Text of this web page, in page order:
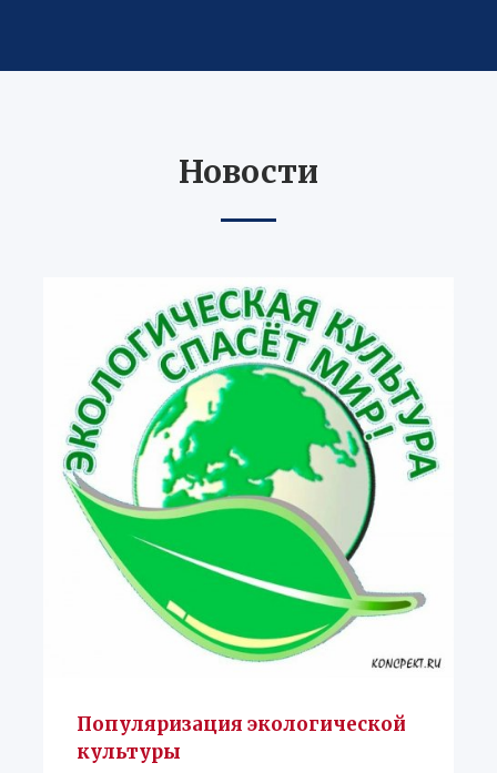
Новости
Популяризация экологической
культуры